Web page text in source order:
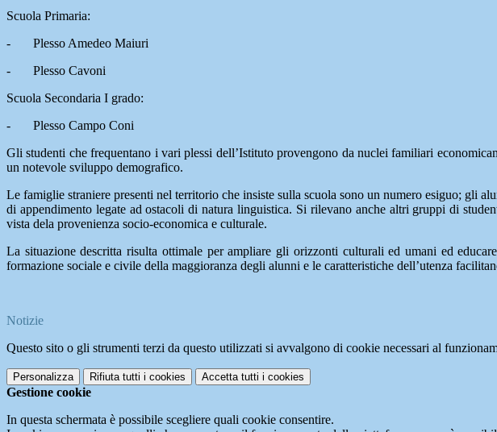
Scuola Primaria:
- Plesso Amedeo Maiuri
- Plesso Cavoni
Scuola Secondaria I grado:
- Plesso Campo Coni
Gli studenti che frequentano i vari plessi dell’Istituto provengono da nuclei familiari
un notevole sviluppo demografico.
Le famiglie straniere presenti nel territorio che insiste sulla scuola sono un numero esiguo; gli
di appendimento legate ad ostacoli di natura linguistica. Si rilevano anche altri gruppi di
vista dela provenienza socio-economica e culturale.
La situazione descritta risulta ottimale per ampliare gli orizzonti culturali ed umani ed
formazione sociale e civile della maggioranza degli alunni e le caratteristiche dell’utenza
Notizie
Questo sito o gli strumenti terzi da questo utilizzati si avvalgono di cookie necessari al
Personalizza Rifiuta tutti i cookies Accetta tutti i cookies
Gestione cookie
In questa schermata è possibile scegliere quali cookie consentire.